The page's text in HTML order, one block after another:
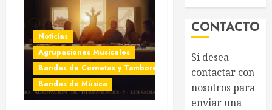
Noticias
Agrupaciones Musicales
Bandas de Cornetas y Tambores
Bandas de Música
CONTACTO
Si desea
contactar con
nosotros para